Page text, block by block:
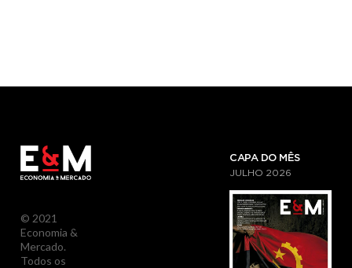
© 2021
Economia &
Mercado.
Todos os
CAPA DO MÊS
JULHO 2026